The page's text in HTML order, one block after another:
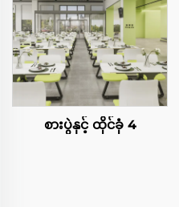
စားပွဲနှင့် ထိုင်ခုံ 4